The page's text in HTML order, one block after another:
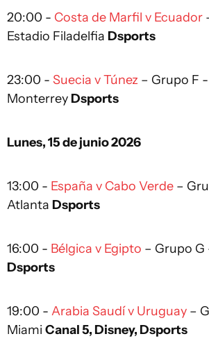
20:00 - Costa de Marfil v Ecuador
Estadio Filadelfia Dsports
23:00 - Suecia v Túnez – Grupo F
Monterrey Dsports
Lunes, 15 de junio 2026
13:00 - España v Cabo Verde –
Atlanta Dsports
16:00 - Bélgica v Egipto – Grupo
Dsports
19:00 - Arabia Saudí v Uruguay –
Miami Canal 5, Disney, Dsports